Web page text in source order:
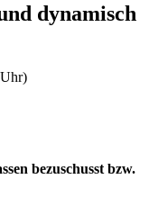
dynamisch
bezuschusst bzw.